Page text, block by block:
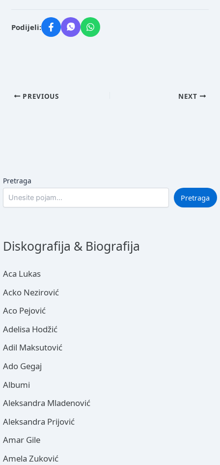
Podijeli:
PREVIOUS NEXT
Pretraga
Pretraga
Diskografija & Biografija
Aca Lukas
Acko Nezirović
Aco Pejović
Adelisa Hodžić
Adil Maksutović
Ado Gegaj
Albumi
Aleksandra Mladenović
Aleksandra Prijović
Amar Gile
Amela Zuković